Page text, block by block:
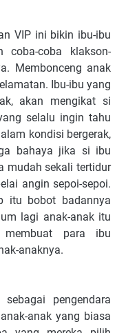
VIP ini bikin ibu-ibu
coba-coba klakson-
Membonceng anak
Ibu-ibu yang
akan mengikat si
selalu ingin tahu
kondisi bergerak,
bahaya jika si ibu
mudah sekali tertidur
angin sepoi-sepoi.
itu bobot badannya
lagi anak-anak itu
membuat para ibu
anaknya.
pengendara
anak yang biasa